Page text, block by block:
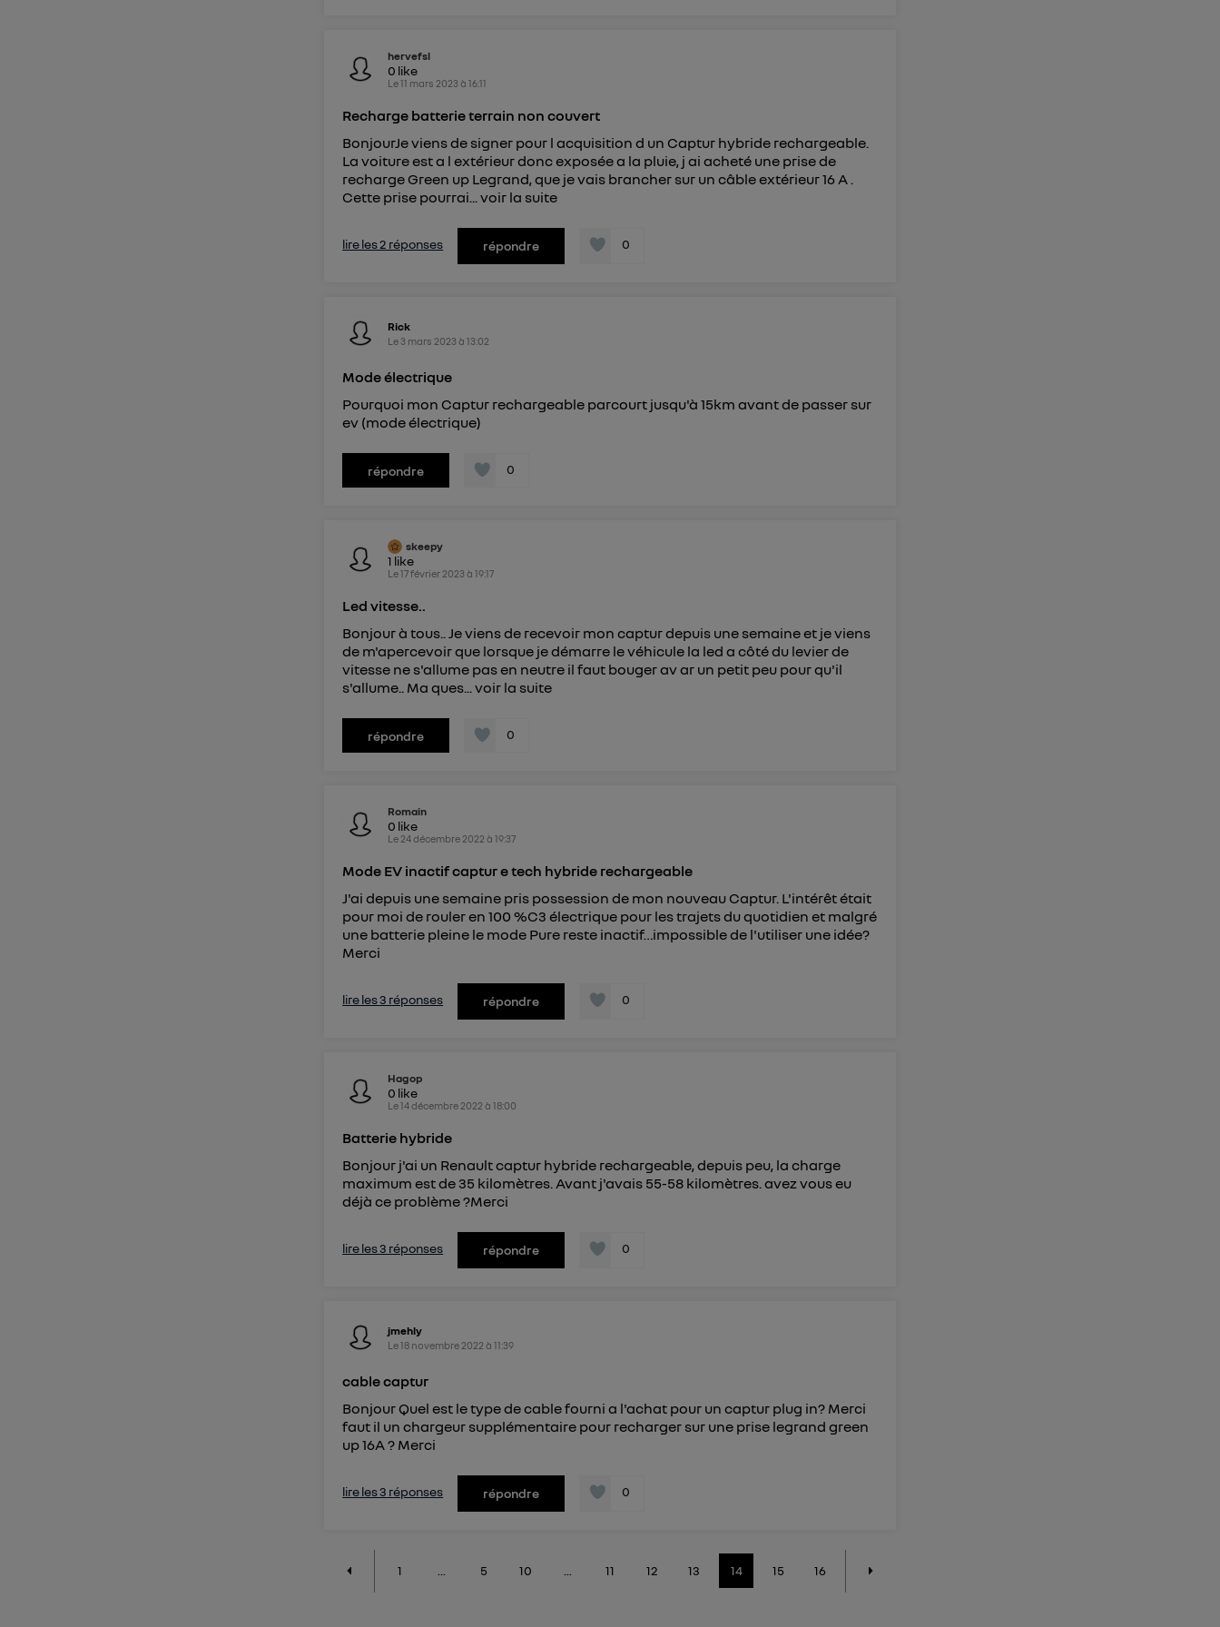
hervefsl
0 like
Le11 mars 2023 à16:11
Recharge batterie terrain non couvert
BonjourJe viens de signer pour l acquisition d un Captur hybride rechargeable.
La voiture est a l extérieur donc exposée a la pluie, j ai acheté une prise de
recharge Green up Legrand, que je vais brancher sur un câble extérieur 16 A .
Cette prise pourrai...voir la suite
lire les 2 réponses répondre 0
Rick
Le 3 mars 2023 à13:02
Mode électrique
Pourquoi mon Captur rechargeable parcourt jusqu'à 15km avant de passer sur
ev (mode électrique)
répondre 0
skeepy
1 like
Le17 février 2023 à19:17
Led vitesse..
Bonjour à tous.. Je viens de recevoir mon captur depuis une semaine et je viens
de m'apercevoir que lorsque je démarre le véhicule la led a côté du levier de
vitesse ne s'allume pas en neutre il faut bouger av ar un petit peu pour qu'il
s'allume.. Ma ques...voir la suite
répondre 0
Romain
0 like
Le 24 décembre 2022 à19:37
Mode EV inactif captur e tech hybride rechargeable
J'ai depuis une semaine pris possession de mon nouveau Captur. L'intérêt était
pour moi de rouler en 100 %C3 électrique pour les trajets du quotidien et malgré
une batterie pleine le mode Pure reste inactif…impossible de l'utiliser une idée?
Merci
lire les 3 réponses répondre 0
Hagop
0 like
Le14 décembre 2022 à18:00
Batterie hybride
Bonjour j'ai un Renault captur hybride rechargeable, depuis peu, la charge
maximum est de 35 kilomètres. Avant j'avais 55-58 kilomètres. avez vous eu
déjà ce problème ?Merci
lire les 3 réponses répondre 0
jmehly
Le18 novembre 2022 à11:39
cable captur
Bonjour Quel est le type de cable fourni a l'achat pour un captur plug in? Merci
faut il un chargeur supplémentaire pour recharger sur une prise legrand green
up 16A ? Merci
lire les 3 réponses répondre 0
1 5 10 11 12 13 14 15 16